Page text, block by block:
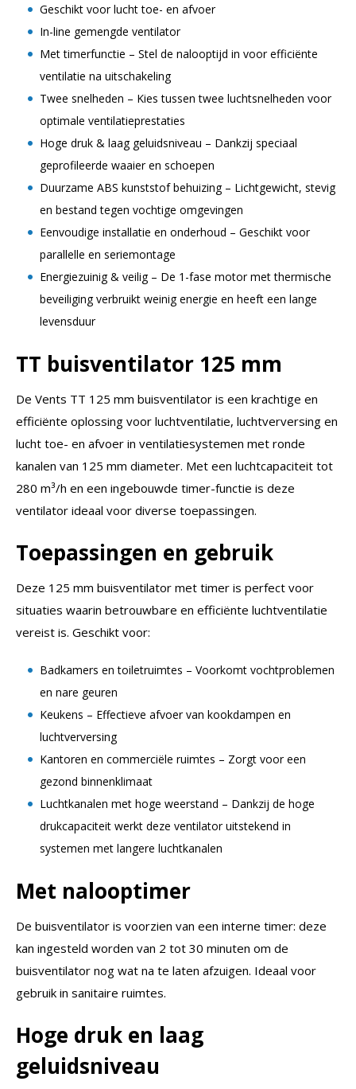
Geschikt voor lucht toe- en afvoer
In-line gemengde ventilator
Met timerfunctie – Stel de nalooptijd in voor efficiënte
ventilatie na uitschakeling
Twee snelheden – Kies tussen twee luchtsnelheden voor
optimale ventilatieprestaties
Hoge druk & laag geluidsniveau – Dankzij speciaal
geprofileerde waaier en schoepen
Duurzame ABS kunststof behuizing – Lichtgewicht, stevig
en bestand tegen vochtige omgevingen
Eenvoudige installatie en onderhoud – Geschikt voor
parallelle en seriemontage
Energiezuinig & veilig – De 1-fase motor met thermische
beveiliging verbruikt weinig energie en heeft een lange
levensduur
TT buisventilator 125 mm
De Vents TT 125 mm buisventilator is een krachtige en
efficiënte oplossing voor luchtventilatie, luchtverversing en
lucht toe- en afvoer in ventilatiesystemen met ronde
kanalen van 125 mm diameter. Met een luchtcapaciteit tot
280 m³/h en een ingebouwde timer-functie is deze
ventilator ideaal voor diverse toepassingen.
Toepassingen en gebruik
Deze 125 mm buisventilator met timer is perfect voor
situaties waarin betrouwbare en efficiënte luchtventilatie
vereist is. Geschikt voor:
Badkamers en toiletruimtes – Voorkomt vochtproblemen
en nare geuren
Keukens – Effectieve afvoer van kookdampen en
luchtverversing
Kantoren en commerciële ruimtes – Zorgt voor een
gezond binnenklimaat
Luchtkanalen met hoge weerstand – Dankzij de hoge
drukcapaciteit werkt deze ventilator uitstekend in
systemen met langere luchtkanalen
Met nalooptimer
De buisventilator is voorzien van een interne timer: deze
kan ingesteld worden van 2 tot 30 minuten om de
buisventilator nog wat na te laten afzuigen. Ideaal voor
gebruik in sanitaire ruimtes.
Hoge druk en laag
geluidsniveau